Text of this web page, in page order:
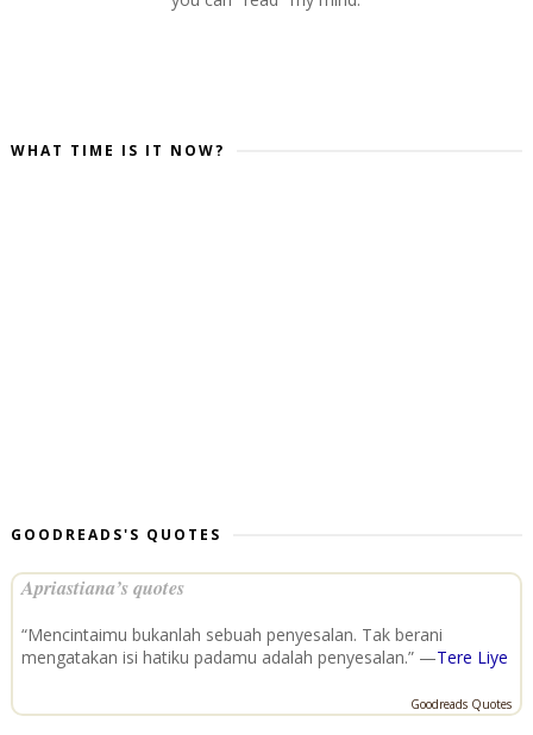
WHAT TIME IS IT NOW?
GOODREADS'S QUOTES
Apriastiana’s quotes
“Mencintaimu bukanlah sebuah penyesalan. Tak berani
mengatakan isi hatiku padamu adalah penyesalan.” —Tere Liye
Goodreads Quotes